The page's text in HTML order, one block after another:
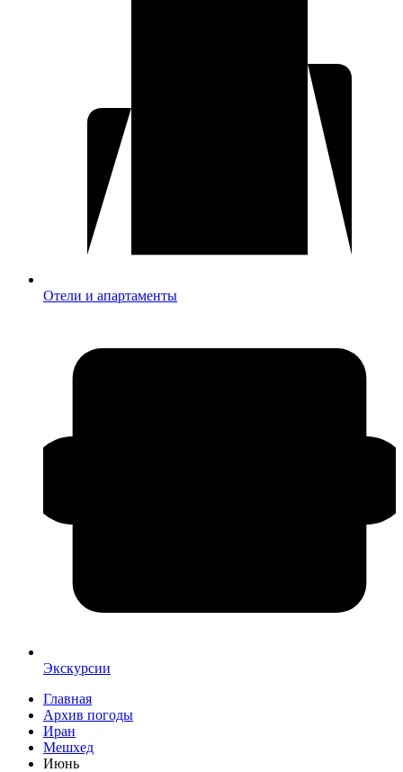
Отели и апартаменты
Экскурсии
Главная
Архив погоды
Иран
Мешхед
Июнь